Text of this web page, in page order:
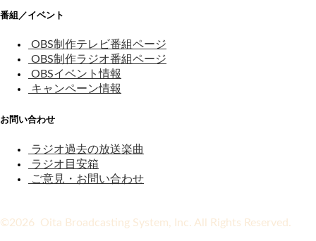
番組／イベント
OBS制作テレビ番組ページ
OBS制作ラジオ番組ページ
OBSイベント情報
キャンペーン情報
お問い合わせ
ラジオ過去の放送楽曲
ラジオ目安箱
ご意見・お問い合わせ
©2026 Oita Broadcasting System, Inc. All Rights Reserved.